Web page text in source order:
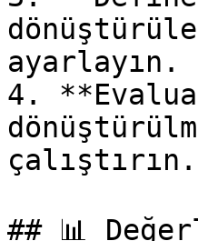
ayarlayın.
4.
çalıştırın.
## 📊